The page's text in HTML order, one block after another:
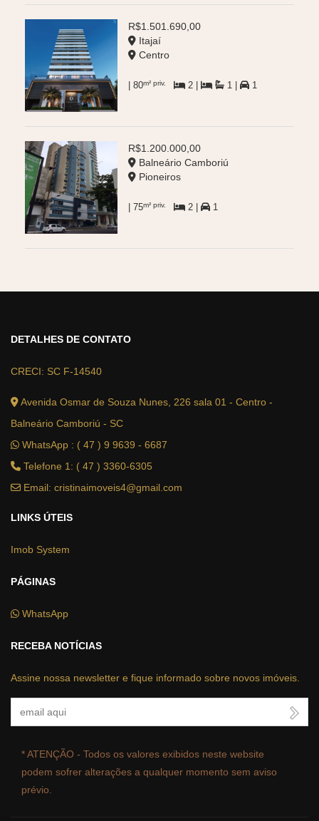
R$1.501.690,00
Itajaí
Centro
| 80m² priv. 2 | 1 | 1
R$1.200.000,00
Balneário Camboriú
Pioneiros
| 75m² priv. 2 | 1
DETALHES DE CONTATO
CRECI: SC F-14540
Avenida Osmar de Souza Nunes, 226 sala 01 - Centro -
Balneário Camboriú - SC
WhatsApp : ( 47 ) 9 9639 - 6687
Telefone 1: ( 47 ) 3360-6305
Email: cristinaimoveis4@gmail.com
LINKS ÚTEIS
Imob System
PÁGINAS
WhatsApp
RECEBA NOTÍCIAS
Assine nossa newsletter e fique informado sobre novos imóveis.
Seu Email
* ATENÇÃO - Todos os valores exibidos neste website
podem sofrer alterações a qualquer momento sem aviso
prévio.